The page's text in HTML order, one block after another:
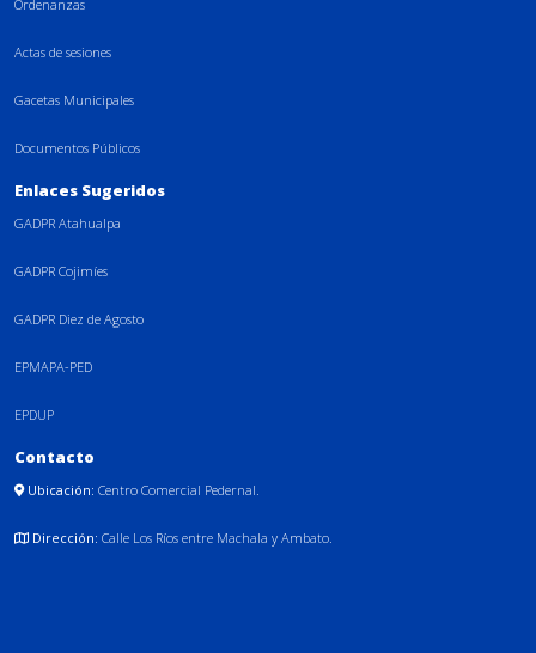
Ordenanzas
Actas de sesiones
Gacetas Municipales
Documentos Públicos
Enlaces Sugeridos
GADPR Atahualpa
GADPR Cojimíes
GADPR Diez de Agosto
EPMAPA-PED
EPDUP
Contacto
Ubicación: Centro Comercial Pedernal.
Dirección: Calle Los Ríos entre Machala y Ambato.